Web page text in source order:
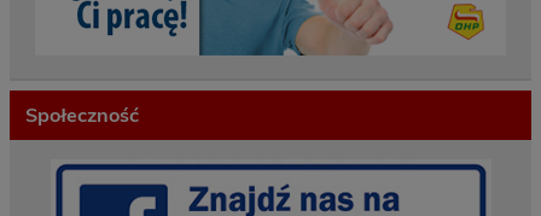
Społeczność